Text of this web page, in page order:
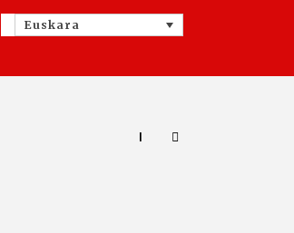
Euskara